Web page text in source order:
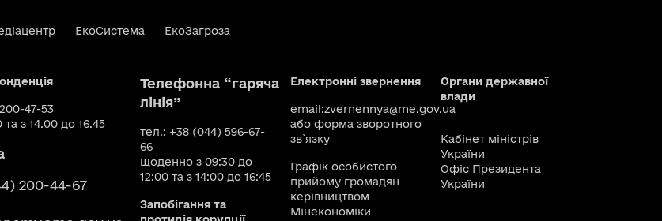
ЕкоСистема ЕкоЗагроза
47-53
з 14.00 до 16.45
200-44-67
Телефонна “гаряча
лінія”
тел.: +38 (044) 596-67-
66
щоденно з 09:30 до
12:00 та з 14:00 до 16:45
Запобігання та
Електронні звернення
email:zvernennya@me.gov.ua
або форма зворотного
зв`язку
Графік особистого
прийому громадян
керівництвом
Мінекономіки
Органи державної
влади
Кабінет міністрів
України
Офіс Президента
України